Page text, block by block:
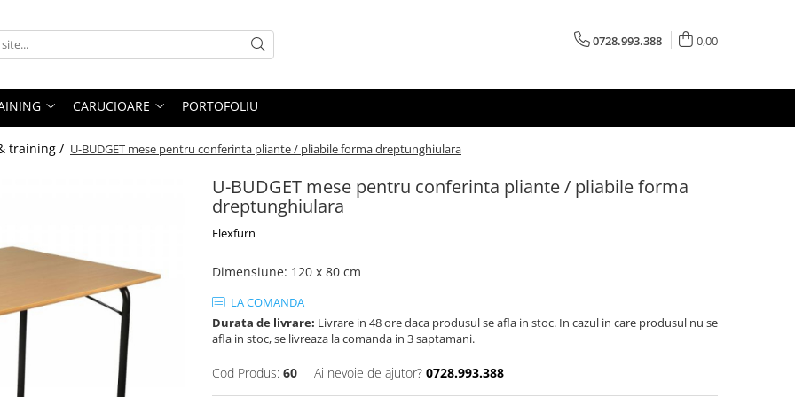
0728.993.388 0,00
CARUCIOARE PORTOFOLIU
training / U-BUDGET mese pentru conferinta pliante / pliabile forma dreptunghiulara
U-BUDGET mese pentru conferinta pliante / pliabile forma
dreptunghiulara
Flexfurn
Dimensiune: 120 x 80 cm
LA COMANDA
Durata de livrare: Livrare in 48 ore daca produsul se afla in stoc. In cazul in care produsul nu se
afla in stoc, se livreaza la comanda in 3 saptamani.
Cod Produs: 60 Ai nevoie de ajutor? 0728.993.388